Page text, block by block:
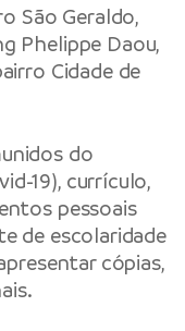
São Geraldo,
Phelippe Daou,
Cidade de
do
19), currículo,
pessoais
de escolaridade
cópias,